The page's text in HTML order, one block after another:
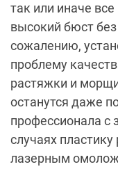
так или иначе
высокий бюст
сожалению,
проблему
растяжки и
останутся даже
профессионала с
случаях
лазерным